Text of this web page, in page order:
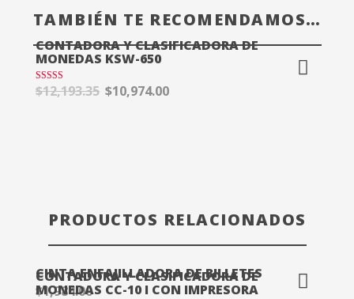
TAMBIÉN TE RECOMENDAMOS…
CONTADORA Y CLASIFICADORA DE
MONEDAS KSW-650
Valorado en
5.00
$12,193.35 $10,974.00
PRODUCTOS RELACIONADOS
CINTA ENFAJILLADORA DE BILLETES
$1,984.00
CONTADORA Y CLASIFICADORA DE
MONEDAS CC-10 I CON IMPRESORA